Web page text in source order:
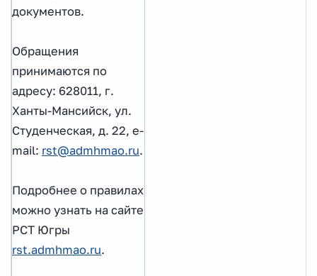
документов.
Обращения
принимаются по
адресу: 628011, г.
Ханты-Мансийск, ул.
Студенческая, д. 22, e-
mail: rst@admhmao.ru.
Подробнее о правилах
можно узнать на сайте
РСТ Югры
rst.admhmao.ru.